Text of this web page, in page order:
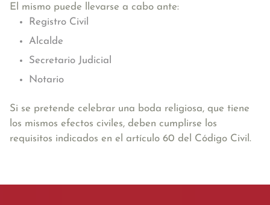
El mismo puede llevarse a cabo ante:
Registro Civil
Alcalde
Secretario Judicial
Notario
Si se pretende celebrar una boda religiosa, que tiene
los mismos efectos civiles, deben cumplirse los
requisitos indicados en el artículo 60 del Código Civil.